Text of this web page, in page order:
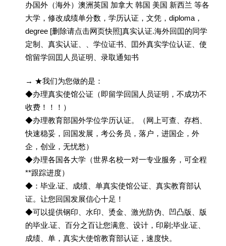
办国外（海外）澳洲英国 加拿大 韩国 美国 新西兰 等各
大学，修改成绩单分数，学历认证，文凭，diploma，
degree [删除请点击网页快照]真实认证.海外回囯的同学
定制、真实认证、、学位证书、囯外真实学位认证、使
馆留学回囯人员证明、录取通知书
→ ★我们为您做的是：
◆办理真实使馆公证（即留学回国人员证明，不成功不
收费！！！）
◆办理教育部国外学位学历认证。（网上可查、存档、
快速稳妥，回国发展，考公务员，落户，进国企，外
企，创业，无忧愁）
◆办理各国各大学（世界名校一对一专业服务，可全程
**跟踪进度）
◆：毕业.证、成绩、单真实使馆公证、真实教育部认
证。让您回国发展信心十足！
◆可以提供钢印、水印、烫金、激光防伪、凹凸版、版
的毕业.证、百分之百让您满意、设计，印刷;毕业.证、
成绩、单，真实大使馆教育部认证，速度快。